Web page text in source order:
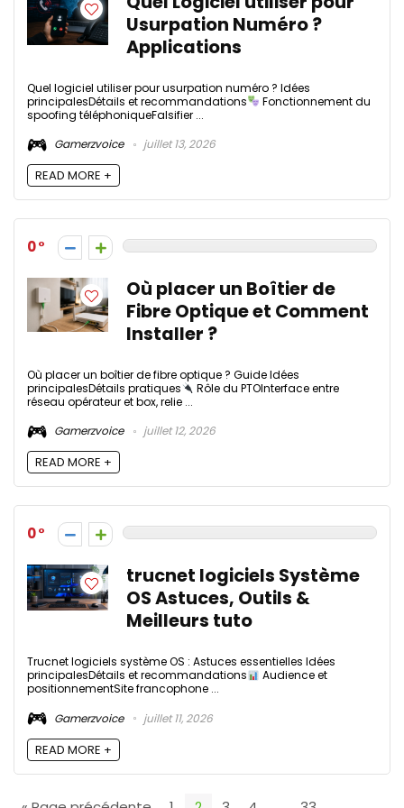
Usurpation Numéro ?
Applications
Quel logiciel utiliser pour usurpation numéro ? Idées
principalesDétails et recommandations
Fonctionnement du
spoofing téléphoniqueFalsifier ...
Gamerzvoice
juillet 13, 2026
READ MORE +
0
Où placer un Boîtier de
Fibre Optique et Comment
Installer ?
Où placer un boîtier de fibre optique ? Guide Idées
principalesDétails pratiques
Rôle du PTOInterface entre
réseau opérateur et box, relie ...
Gamerzvoice
juillet 12, 2026
READ MORE +
0
trucnet logiciels Système
OS Astuces, Outils &
Meilleurs tuto
Trucnet logiciels système OS : Astuces essentielles Idées
principalesDétails et recommandations
Audience et
positionnementSite francophone ...
Gamerzvoice
juillet 11, 2026
READ MORE +